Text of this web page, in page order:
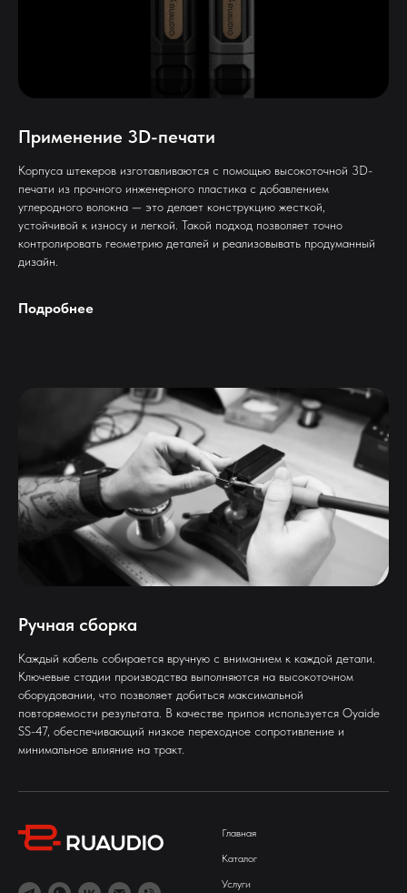
Применение 3D-печати
Корпуса штекеров изготавливаются с помощью высокоточной 3D-
печати из прочного инженерного пластика с добавлением
углеродного волокна — это делает конструкцию жесткой,
устойчивой к износу и легкой. Такой подход позволяет точно
контролировать геометрию деталей и реализовывать продуманный
дизайн.
Подробнее
Ручная сборка
Каждый кабель собирается вручную с вниманием к каждой детали.
Ключевые стадии производства выполняются на высокоточном
оборудовании, что позволяет добиться максимальной
повторяемости результата. В качестве припоя используется Oyaide
SS-47, обеспечивающий низкое переходное сопротивление и
минимальное влияние на тракт.
Главная
Каталог
Услуги